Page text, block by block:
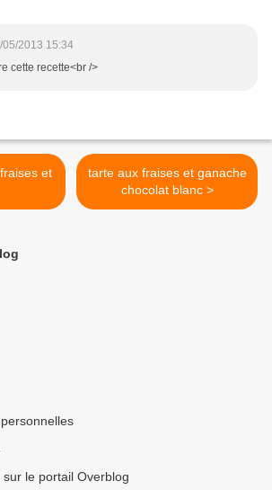
05/2013 15:34
cette recette<br />
tarte aux fraises et ganache
chocolat blanc >
le portail Overblog